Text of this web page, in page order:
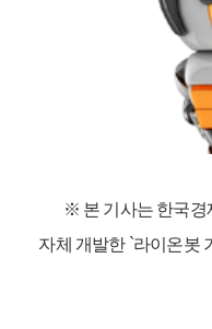
※ 본 기사는 한국경
자체 개발한 `라이온봇